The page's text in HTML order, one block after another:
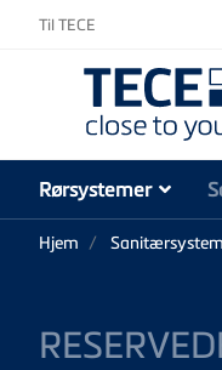
Til TECE
Rørsystemer
Hjem